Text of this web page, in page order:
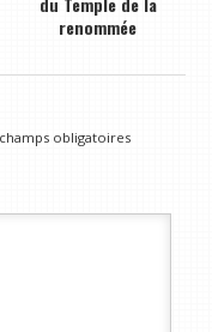
renommée
obligatoires